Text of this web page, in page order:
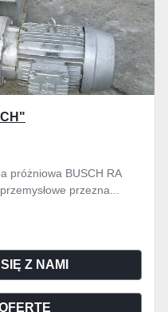
próżniowa BUSCH RA
przezna...
Z NAMI